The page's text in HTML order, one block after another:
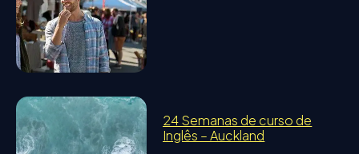
24 Semanas de curso de
Inglês – Auckland